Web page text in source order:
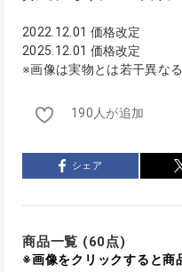
2022.12.01 価格改定
2025.12.01 価格改定
※画像は実物とは若干異な
190人が追加
シェア
商品一覧 (60点)
※画像をクリックすると商